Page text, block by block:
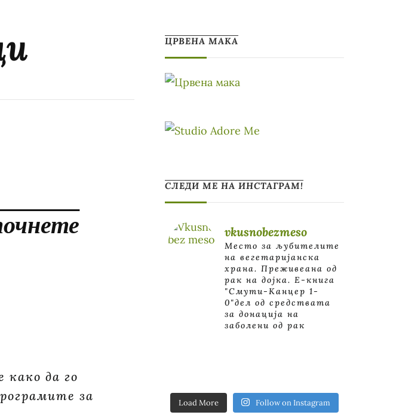
како да го
за
ЦРВЕНА МАКА
СЛЕДИ МЕ НА ИНСТАГРАМ!
vkusnobezmeso
Место за љубителите
на вегетаријанска
храна. Преживеана од
рак на дојка. E-книга
"Смути-Канцер 1-
0"дел од средствата
за донација на
заболени од рак
Load More Follow on Instagram